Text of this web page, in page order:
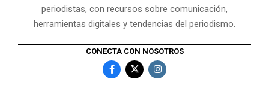
periodistas, con recursos sobre comunicación,
herramientas digitales y tendencias del periodismo.
CONECTA CON NOSOTROS